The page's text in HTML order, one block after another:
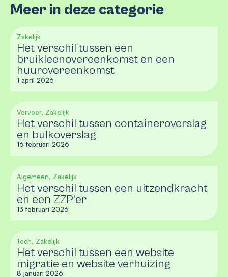
Meer in deze categorie
Zakelijk
Het verschil tussen een
bruikleenovereenkomst en een
huurovereenkomst
1 april 2026
Vervoer, Zakelijk
Het verschil tussen containeroverslag
en bulkoverslag
16 februari 2026
Algemeen, Zakelijk
Het verschil tussen een uitzendkracht
en een ZZP'er
13 februari 2026
Tech, Zakelijk
Het verschil tussen een website
migratie en website verhuizing
8 januari 2026